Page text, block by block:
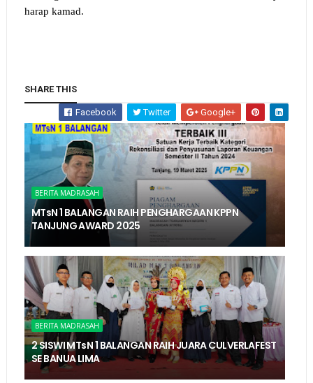
harap kamad.
SHARE THIS
Facebook Twitter Google+
BERITA MADRASAH
MTsN 1 BALANGAN RAIH PENGHARGAAN KPPN
TANJUNG AWARD 2025
BERITA MADRASAH
2 SISWI MTsN 1 BALANGAN RAIH JUARA CULVERLAFEST
SE BANUA LIMA